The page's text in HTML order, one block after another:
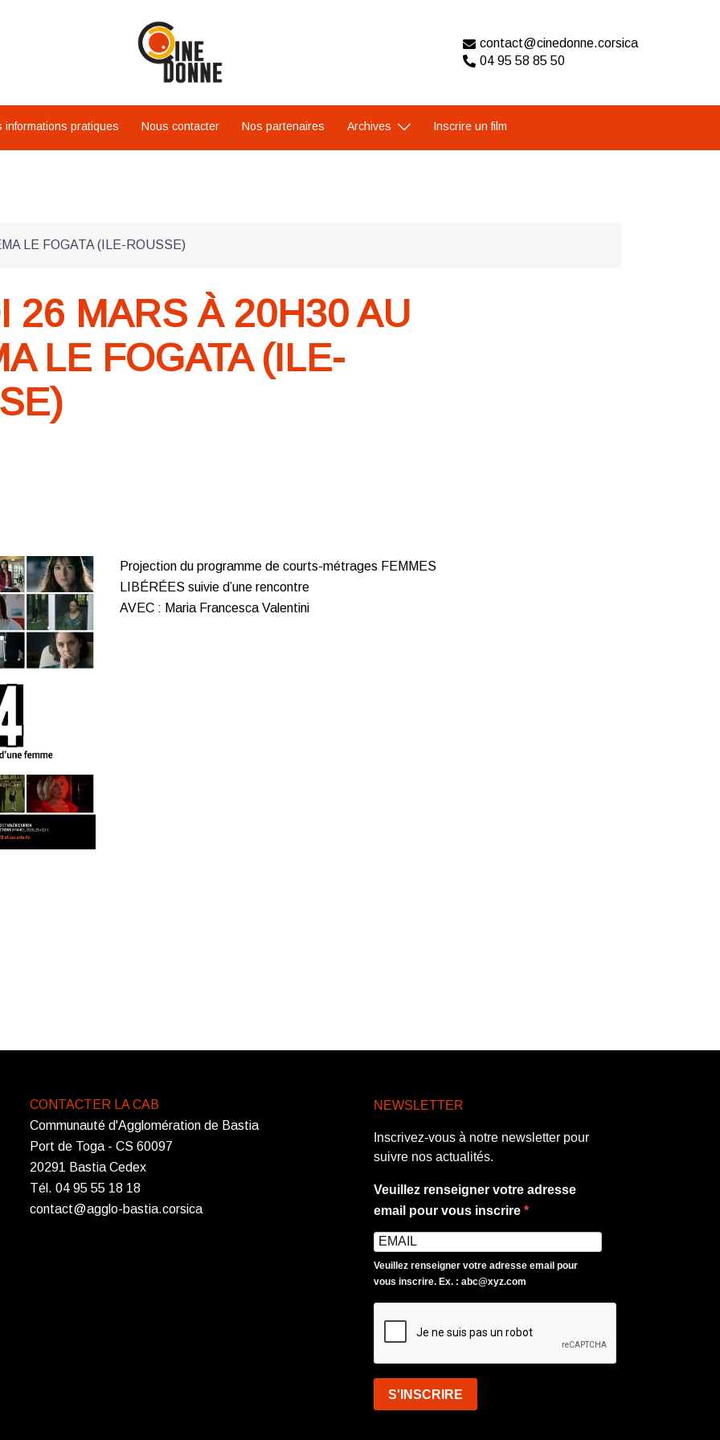
contact@cinedonne.corsica
04 95 58 85 50
informations pratiques Nous contacter Nos partenaires Archives Inscrire un film
LE FOGATA (ILE-ROUSSE)
26 MARS À 20H30 AU
LE FOGATA (ILE-
Projection du programme de courts-métrages FEMMES
LIBÉRÉES suivie d’une rencontre
AVEC : Maria Francesca Valentini
CONTACTER LA CAB
Communauté d'Agglomération de Bastia
Port de Toga - CS 60097
20291 Bastia Cedex
Tél. 04 95 55 18 18
contact@agglo-bastia.corsica
NEWSLETTER
Inscrivez-vous à notre newsletter pour
suivre nos actualités.
Veuillez renseigner votre adresse
email pour vous inscrire
Veuillez renseigner votre adresse email pour
vous inscrire. Ex. : abc@xyz.com
S'INSCRIRE